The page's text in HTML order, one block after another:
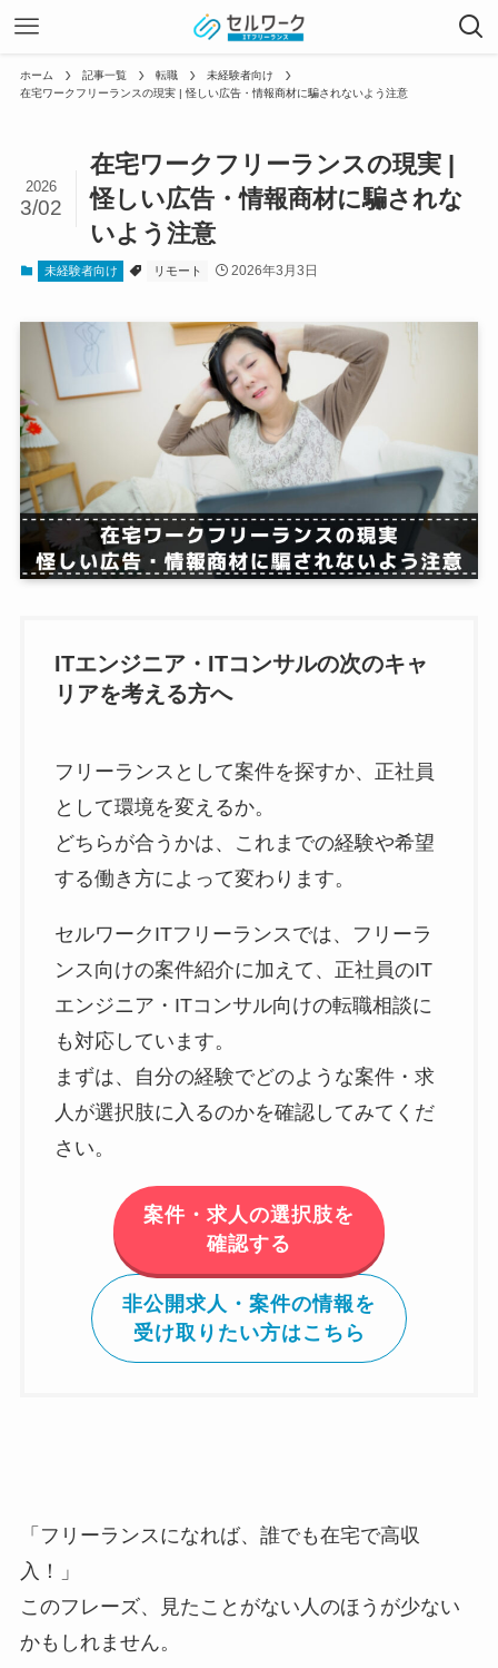
ホーム 記事一覧 転職
未経験者向け
在宅ワークフリーランスの現実 | 怪しい広告・情報商材に騙されないよう注意
在宅ワークフリーランスの現実 |
怪しい広告・情報商材に騙されな
いよう注意
2026
3/02
未経験者向け リモート 2026年3月3日
ITエンジニア・ITコンサルの次のキャ
リアを考える方へ
フリーランスとして案件を探すか、正社員
として環境を変えるか。
どちらが合うかは、これまでの経験や希望
する働き方によって変わります。
セルワークITフリーランスでは、フリーラ
ンス向けの案件紹介に加えて、正社員のIT
エンジニア・ITコンサル向けの転職相談に
も対応しています。
まずは、自分の経験でどのような案件・求
人が選択肢に入るのかを確認してみてくだ
さい。
案件・求人の選択肢を
確認する
非公開求人・案件の情報を
受け取りたい方はこちら
「フリーランスになれば、誰でも在宅で高収
入！」
このフレーズ、見たことがない人のほうが少ない
かもしれません。